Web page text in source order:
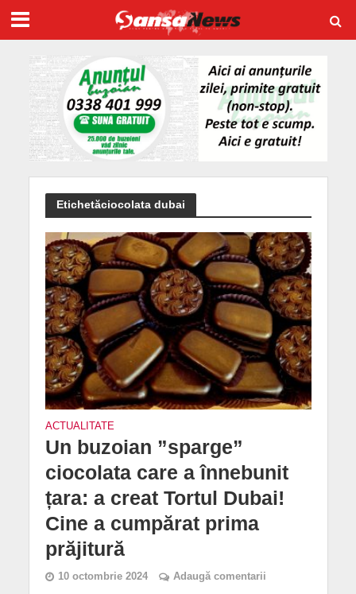
Etichetăciocolata dubai
ACTUALITATE
Un buzoian ”sparge”
ciocolata care a înnebunit
țara: a creat Tortul Dubai!
Cine a cumpărat prima
prăjitură
10 octombrie 2024 Adaugă comentarii